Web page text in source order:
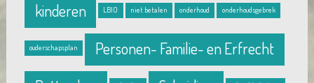
kinderen LBIO niet betalen onderhoud onderhoudsgebrek
ouderschapsplan Personen- Familie- en Erfrecht